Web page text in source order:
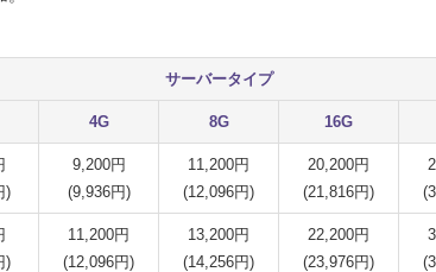
サーバータイプ
4G 8G 16G
)
9,200円
(9,936円)
11,200円
(12,096円)
20,200円
(21,816円)
)
11,200円
(12,096円)
13,200円
(14,256円)
22,200円
(23,976円)